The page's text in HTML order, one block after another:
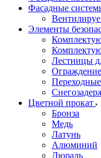
Фасадные
Элементы
Лестницы
Цветной прокат
Бронза
Медь
Латунь
Алюминий
Дюраль